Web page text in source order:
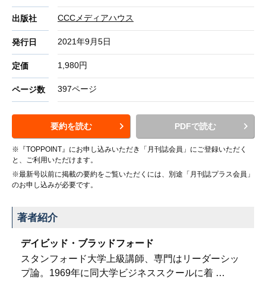
出版社 CCCメディアハウス
発行日 2021年9月5日
定価 1,980円
ページ数 397ページ
要約を読む PDFで読む
※『TOPPOINT』にお申し込みいただき「月刊誌会員」にご登録いただく
と、ご利用いただけます。
※最新号以前に掲載の要約をご覧いただくには、別途「月刊誌プラス会員」
のお申し込みが必要です。
著者紹介
デイビッド・ブラッドフォード
スタンフォード大学上級講師、専門はリーダーシッ
プ論。1969年に同大学ビジネススクールに着 …